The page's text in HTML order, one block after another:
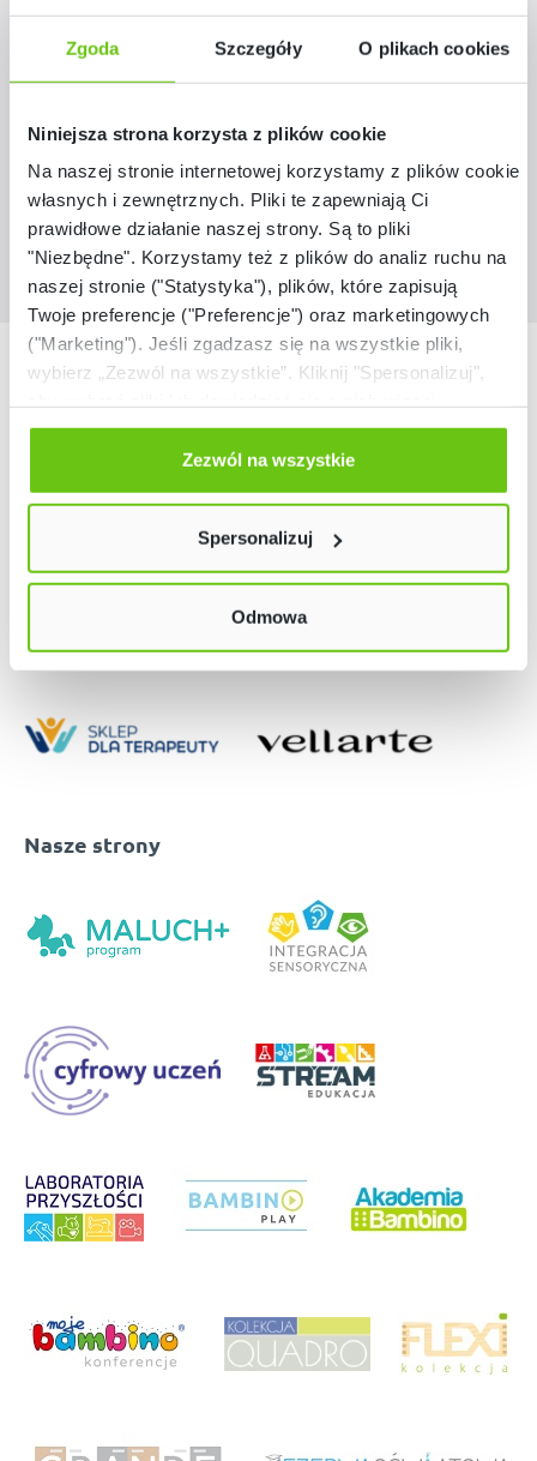
Zgoda Szczegóły O plikach cookies
Niniejsza strona korzysta z plików cookie
Na naszej stronie internetowej korzystamy z plików cookie:
własnych i zewnętrznych. Pliki te zapewniają Ci
prawidłowe działanie naszej strony. Są to pliki
"Niezbędne". Korzystamy też z plików do analiz ruchu na
naszej stronie ("Statystyka"), plików, które zapisują
Twoje preferencje ("Preferencje") oraz marketingowych
("Marketing"). Jeśli zgadzasz się na wszystkie pliki,
wybierz „Zezwól na wszystkie”. Kliknij "Spersonalizuj",
Odmów zgody poprzez przycisk „Odmowa”. Wtedy
użyjemy tylko plików niezbędnych dla naszej strony.
Twój wybór możesz zmienić przez kliknięcie przycisku w
Polityce prywatności
Zezwól na wszystkie
Spersonalizuj
Odmowa
Zestaw Expo 11 na cokole - klon 375
3 199,60 zł
Nasze marki
Nasze strony